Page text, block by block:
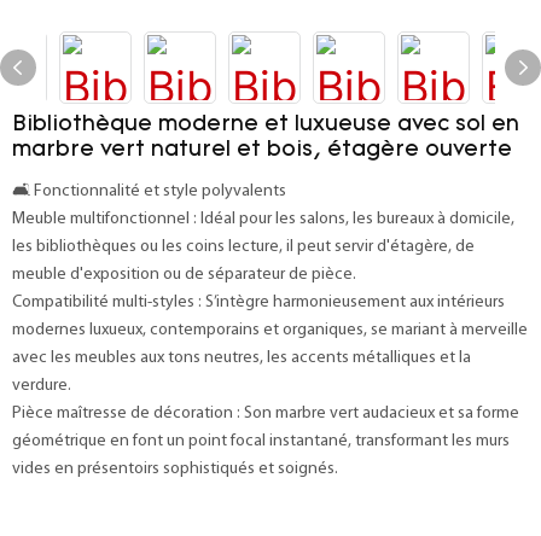
Bibliothèque moderne et luxueuse avec sol en
marbre vert naturel et bois, étagère ouverte
🛋️ Fonctionnalité et style polyvalents
Meuble multifonctionnel : Idéal pour les salons, les bureaux à domicile,
les bibliothèques ou les coins lecture, il peut servir d'étagère, de
meuble d'exposition ou de séparateur de pièce.
Compatibilité multi-styles : S’intègre harmonieusement aux intérieurs
modernes luxueux, contemporains et organiques, se mariant à merveille
avec les meubles aux tons neutres, les accents métalliques et la
verdure.
Pièce maîtresse de décoration : Son marbre vert audacieux et sa forme
géométrique en font un point focal instantané, transformant les murs
vides en présentoirs sophistiqués et soignés.